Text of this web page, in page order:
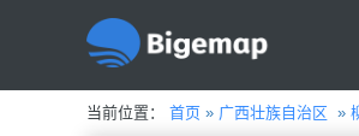
当前位置： 首页 » 广西壮族自治区 »